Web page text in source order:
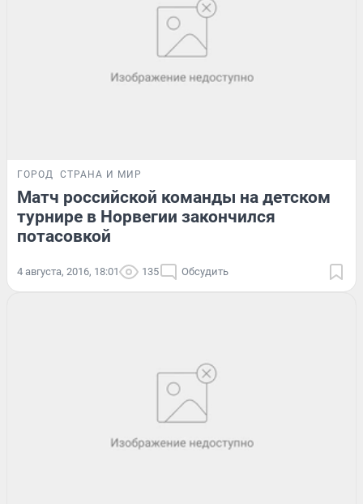
ГОРОД СТРАНА И МИР
Матч российской команды на детском
турнире в Норвегии закончился
потасовкой
4 августа, 2016, 18:01 135 Обсудить